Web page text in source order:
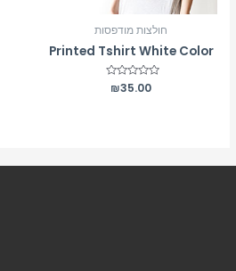
חולצות מודפסות
Printed Tshirt White Color
דורג
₪35.00